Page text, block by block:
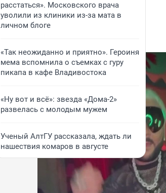
расстаться». Московского врача
уволили из клиники из-за мата в
личном блоге
«Так неожиданно и приятно». Героиня
мема вспомнила о съемках с гуру
пикапа в кафе Владивостока
«Ну вот и всё»: звезда «Дома-2»
развелась с молодым мужем
Ученый АлтГУ рассказала, ждать ли
нашествия комаров в августе